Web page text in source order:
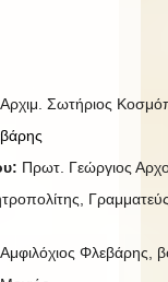
Αρχιμ. Σωτήριος
Πρωτ. Γεώργιος
Φλεβάρης,